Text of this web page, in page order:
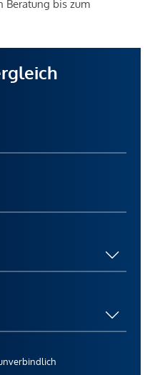
Beratung bis zum